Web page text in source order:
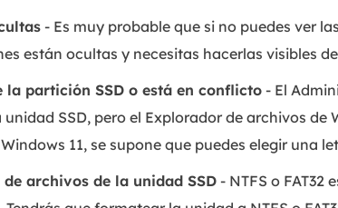
- Es muy probable que si no puedes ver
están ocultas y necesitas hacerlas visibles
partición SSD o está en conflicto - El
SSD, pero el Explorador de archivos de
11, se supone que puedes elegir una
archivos de la unidad SSD- NTFS o FAT32